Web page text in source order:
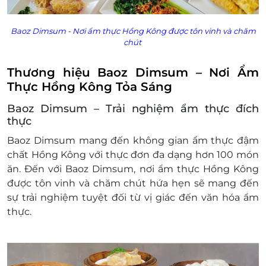
LifeLink sẽ không chịu trách nhiệm đối với chất
cũng như đối với các tranh chấp về sau giữa
khách hàng và nhà cung cấp.
LifeLink có quyền sửa chữa hoặc thay đổi điều
khoản và điều kiện sử dụng mà không thông
báo trước.
Baoz Dimsum - Nơi ẩm thực Hồng Kông được tôn vinh và chăm
chút
Thương hiệu Baoz Dimsum – Nơi Ẩm
Thực Hồng Kông Tỏa Sáng
Baoz Dimsum – Trải nghiệm ẩm thực đích
thực
Baoz Dimsum mang đến không gian ẩm thực đậm
chất Hồng Kông với thực đơn đa dạng hơn 100 món
ăn. Đến với Baoz Dimsum, nơi ẩm thực Hồng Kông
được tôn vinh và chăm chút hứa hẹn sẽ mang đến
sự trải nghiệm tuyệt đối từ vị giác đến văn hóa ẩm
thực.